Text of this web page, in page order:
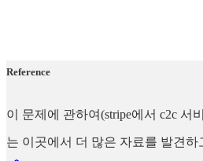
Reference
이 문제에 관하여(stripe에서 c2c 서
는 이곳에서 더 많은 자료를 발견